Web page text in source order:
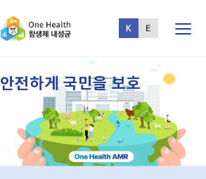
안전하게 국민을 보호